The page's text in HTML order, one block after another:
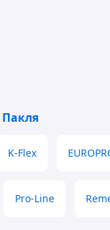
Пакля
K-Flex
Pro-Line